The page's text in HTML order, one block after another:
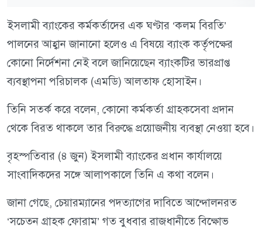
ইসলামী ব্যাংকের কর্মকর্তাদের এক ঘণ্টার ‘কলম বিরতি’
পালনের আহ্বান জানানো হলেও এ বিষয়ে ব্যাংক কর্তৃপক্ষের
কোনো নির্দেশনা নেই বলে জানিয়েছেন ব্যাংকটির ভারপ্রাপ্ত
ব্যবস্থাপনা পরিচালক (এমডি) আলতাফ হোসাইন।
তিনি সতর্ক করে বলেন, কোনো কর্মকর্তা গ্রাহকসেবা প্রদান
থেকে বিরত থাকলে তার বিরুদ্ধে প্রয়োজনীয় ব্যবস্থা নেওয়া হবে।
বৃহস্পতিবার (৪ জুন) ইসলামী ব্যাংকের প্রধান কার্যালয়ে
সাংবাদিকদের সঙ্গে আলাপকালে তিনি এ কথা বলেন।
জানা গেছে, চেয়ারম্যানের পদত্যাগের দাবিতে আন্দোলনরত
‘সচেতন গ্রাহক ফোরাম’ গত বুধবার রাজধানীতে বিক্ষোভ